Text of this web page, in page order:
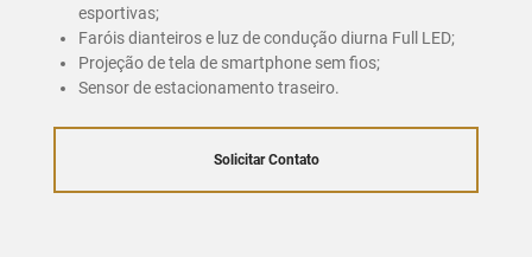
esportivas;
Faróis dianteiros e luz de condução diurna Full LED;
Projeção de tela de smartphone sem fios;
Sensor de estacionamento traseiro.
Solicitar Contato